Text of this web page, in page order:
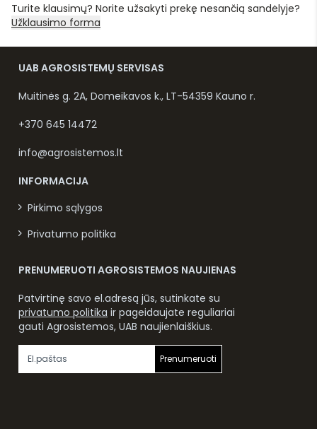
Turite klausimų? Norite užsakyti prekę nesančią sandėlyje?
Užklausimo forma
UAB AGROSISTEMŲ SERVISAS
Muitinės g. 2A, Domeikavos k., LT-54359 Kauno r.
+370 645 14472
info@agrosistemos.lt
INFORMACIJA
Pirkimo sąlygos
Privatumo politika
PRENUMERUOTI AGROSISTEMOS NAUJIENAS
Patvirtinę savo el.adresą jūs, sutinkate su
privatumo politika ir pageidaujate reguliariai
gauti Agrosistemos, UAB naujienlaiškius.
Prenumeruoti